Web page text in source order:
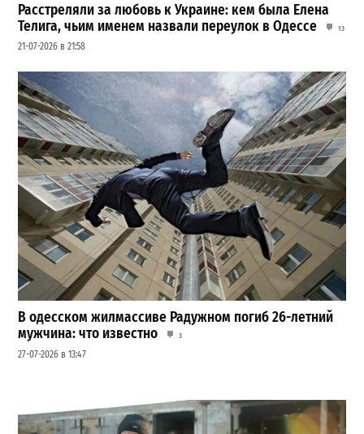
Расстреляли за любовь к Украине: кем была Елена
Телига, чьим именем назвали переулок в Одессе
13
21-07-2026 в 21:58
В одесском жилмассиве Радужном погиб 26-летний
мужчина: что известно
3
27-07-2026 в 13:47
Шезлонги, бунгало и VIP-зоны: сколько придется
заплатить за отдых в Аркадии